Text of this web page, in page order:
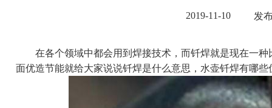
2019-11-10 发
在各个领域中都会用到焊接技术，而钎焊就是现在一种
面优造节能就给大家说说钎焊是什么意思，水壶钎焊有哪些